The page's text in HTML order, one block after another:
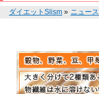
ダイエットSlism » ニュース